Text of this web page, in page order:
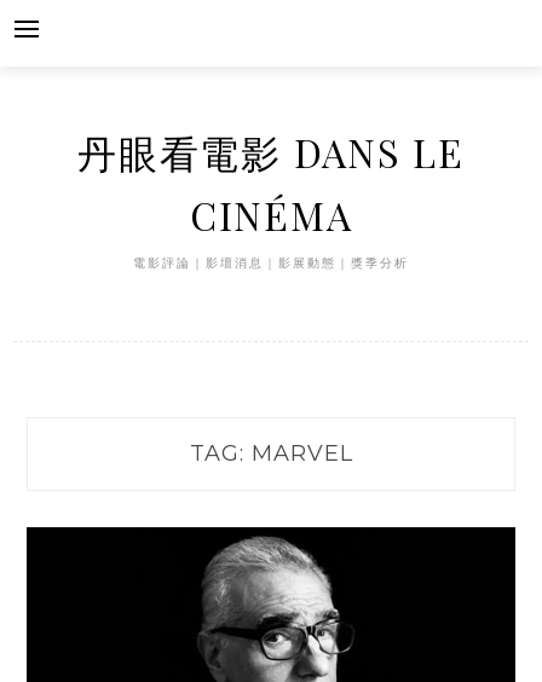
Skip
丹眼看電影 DANS LE
CINÉMA
電影評論｜影壇消息｜影展動態｜獎季分析
TAG: MARVEL